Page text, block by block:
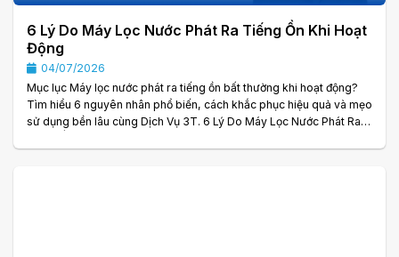
6 Lý Do Máy Lọc Nước Phát Ra Tiếng Ồn Khi Hoạt
Động
04/07/2026
Mục lục Máy lọc nước phát ra tiếng ồn bất thường khi hoạt động?
Tìm hiểu 6 nguyên nhân phổ biến, cách khắc phục hiệu quả và mẹo
sử dụng bền lâu cùng Dịch Vụ 3T. 6 Lý Do Máy Lọc Nước Phát Ra